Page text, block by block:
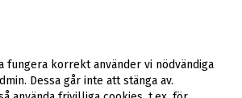
fungera korrekt använder vi nödvändiga
Dessa går inte att stänga av.